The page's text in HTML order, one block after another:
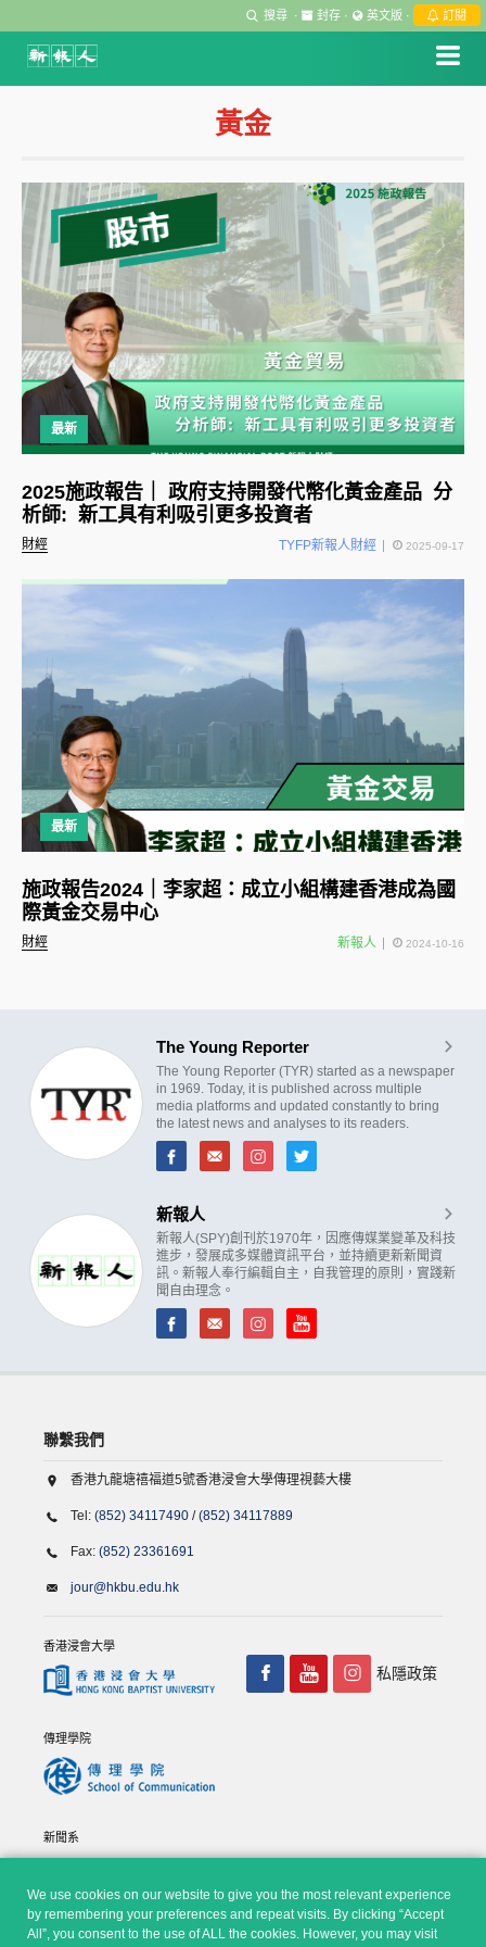
搜尋 · 封存 · 英文版 · 訂閱
黃金
最新
財經
2025施政報告｜ 政府支持開發代幣化黃金產品 分
析師: 新工具有利吸引更多投資者
TYFP新報人財經 2025-09-17
最新
財經
施政報告2024｜李家超：成立小組構建香港成為國
際黃金交易中心
新報人 2024-10-16
The Young Reporter
The Young Reporter (TYR) started as a newspaper
in 1969. Today, it is published across multiple
media platforms and updated constantly to bring
the latest news and analyses to its readers.
新報人
新報人(SPY)創刊於1970年，因應傳媒業變革及科技
進步，發展成多媒體資訊平台，並持續更新新聞資
訊。新報人奉行編輯自主，自我管理的原則，實踐新
聞自由理念。
We use cookies on our website to give you the most relevant experience
by remembering your preferences and repeat visits. By clicking “Accept
All”, you consent to the use of ALL the cookies. However, you may visit
聯繫我們
香港九龍塘禧福道5號香港浸會大學傳理視藝大樓
Tel: (852) 34117490 /(852) 34117889
Fax: (852) 23361691
jour@hkbu.edu.hk
香港浸會大學
傳理學院
新聞系
私隱政策